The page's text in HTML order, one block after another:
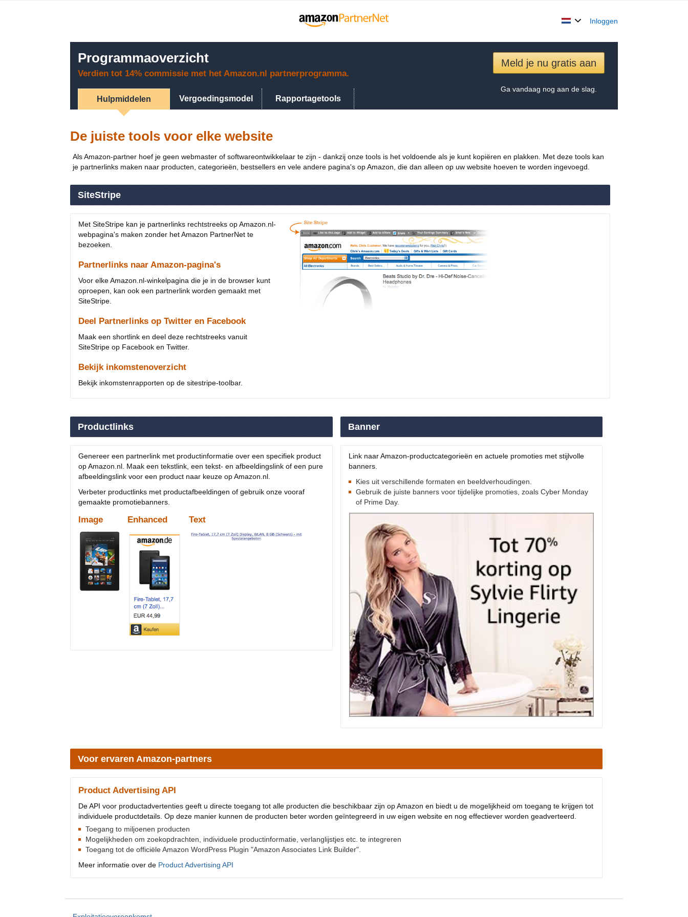
Inloggen
Programmaoverzicht
Verdien tot 14% commissie met het Amazon.nl partnerprogramma.
Hulpmiddelen Vergoedingsmodel Rapportagetools
Meld je nu gratis aan
Ga vandaag nog aan de slag.
De juiste tools voor elke website
Als Amazon-partner hoef je geen webmaster of softwareontwikkelaar te zijn - dankzij onze tools is het voldoende als je kunt kopiëren en plakken. Met deze tools kan
je partnerlinks maken naar producten, categorieën, bestsellers en vele andere pagina's op Amazon, die dan alleen op uw website hoeven te worden ingevoegd.
SiteStripe
Met SiteStripe kan je partnerlinks rechtstreeks op Amazon.nl-
webpagina's maken zonder het Amazon PartnerNet te
bezoeken.
Partnerlinks naar Amazon-pagina's
Voor elke Amazon.nl-winkelpagina die je in de browser kunt
oproepen, kan ook een partnerlink worden gemaakt met
SiteStripe.
Deel Partnerlinks op Twitter en Facebook
Maak een shortlink en deel deze rechtstreeks vanuit
SiteStripe op Facebook en Twitter.
Bekijk inkomstenoverzicht
Bekijk inkomstenrapporten op de sitestripe-toolbar.
Productlinks
Genereer een partnerlink met productinformatie over een specifiek product
op Amazon.nl. Maak een tekstlink, een tekst- en afbeeldingslink of een pure
afbeeldingslink voor een product naar keuze op Amazon.nl.
Verbeter productlinks met productafbeeldingen of gebruik onze vooraf
gemaakte promotiebanners.
Image Enhanced Text
Banner
Link naar Amazon-productcategorieën en actuele promoties met stijlvolle
banners.
Kies uit verschillende formaten en beeldverhoudingen.
Gebruik de juiste banners voor tijdelijke promoties, zoals Cyber Monday
of Prime Day.
Voor ervaren Amazon-partners
Product Advertising API
De API voor productadvertenties geeft u directe toegang tot alle producten die beschikbaar zijn op Amazon en biedt u de mogelijkheid om toegang te krijgen tot
individuele productdetails. Op deze manier kunnen de producten beter worden geïntegreerd in uw eigen website en nog effectiever worden geadverteerd.
Toegang to miljoenen producten
Mogelijkheden om zoekopdrachten, individuele productinformatie, verlanglijstjes etc. te integreren
Toegang tot de officiële Amazon WordPress Plugin "Amazon Associates Link Builder".
Meer informatie over de Product Advertising API